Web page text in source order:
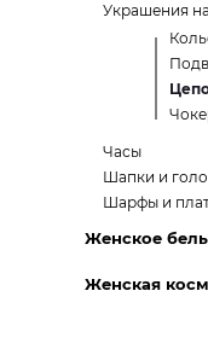
Украшения
Часы
Шапки и
Шарфы и
Женское
Женская